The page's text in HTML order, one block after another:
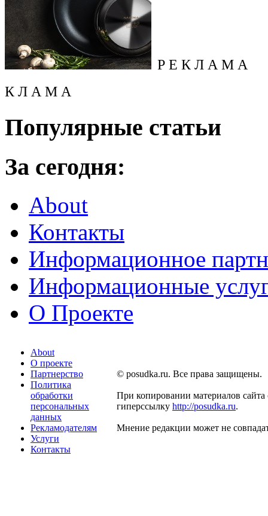
Р Е К Л А М А
К Л А М А
Популярные статьи
За сегодня:
About
Контакты
Информационное
Информационные
О Проекте
About
О проекте
Партнерство
Политика
обработки
персональных
данных
Рекламодателям
Услуги
Контакты
© posudka.ru. Все права защищены.
При копировании материалов сайта
гиперссылку http://posudka.ru.
Мнение редакции может не